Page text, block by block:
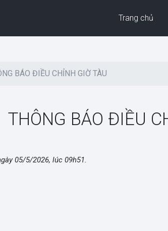
Trang chủ
BÁO ĐIỀU CHỈNH GIỜ TÀU
THÔNG BÁO ĐIỀU
05/5/2026, lúc 09h51.